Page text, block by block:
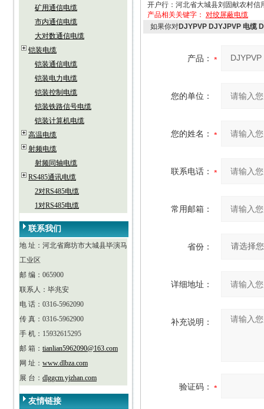
矿用通信电缆
市内通信电缆
大对数通信电缆
铠装电缆
铠装通信电缆
铠装电力电缆
铠装控制电缆
铠装铁路信号电缆
铠装计算机电缆
高温电缆
射频电缆
射频同轴电缆
RS485通讯电缆
2对RS485电缆
1对RS485电缆
联系我们
地 址：河北省廊坊市大城县毕演马
工业区
邮 编：065900
联系人：毕兆安
电 话：0316-5962090
传 真：0316-5962900
手 机：15932615295
邮 箱： tianlian5962090@163.com
网 址： www.dlbza.com
展 台： dlggcm.yjzhan.com
友情链接
开户行：河北省大城县刘固献农村信
产品相关关键字： 对绞屏蔽电缆
如果你对DJYPVP DJYJPVP 电缆
产品：
您的单位：
您的姓名：
联系电话：
常用邮箱：
省份：
详细地址：
补充说明：
验证码：